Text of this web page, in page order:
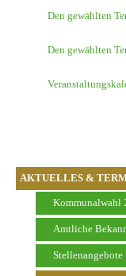
AKTUELLES &
Kommunalwahl
Amtliche
Stellenangebote
Den gewählten
Den gewählten